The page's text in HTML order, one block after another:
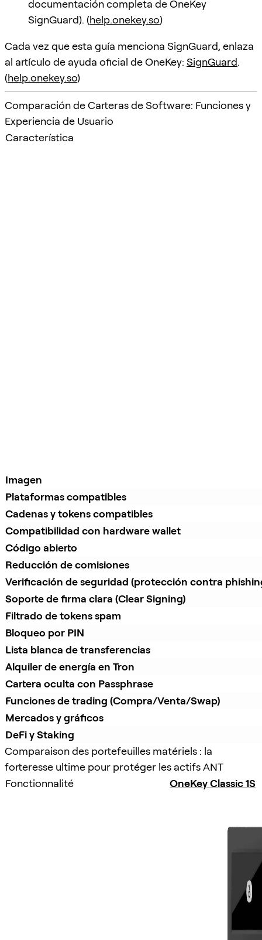
documentación completa de OneKey
SignGuard). (help.onekey.so)
Cada vez que esta guía menciona SignGuard, enlaza
al artículo de ayuda oficial de OneKey: SignGuard.
(help.onekey.so)
Comparación de Carteras de Software: Funciones y
Experiencia de Usuario
Característica
Imagen
Plataformas compatibles
Cadenas y tokens compatibles
Compatibilidad con hardware wallet
Código abierto
Reducción de comisiones
Verificación de seguridad (protección contra
Soporte de firma clara (Clear Signing)
Filtrado de tokens spam
Bloqueo por PIN
Lista blanca de transferencias
Alquiler de energía en Tron
Cartera oculta con Passphrase
Funciones de trading (Compra/Venta/Swap)
Mercados y gráficos
DeFi y Staking
Comparaison des portefeuilles matériels : la
forteresse ultime pour protéger les actifs ANT
Fonctionnalité
OneKey Classic 1S